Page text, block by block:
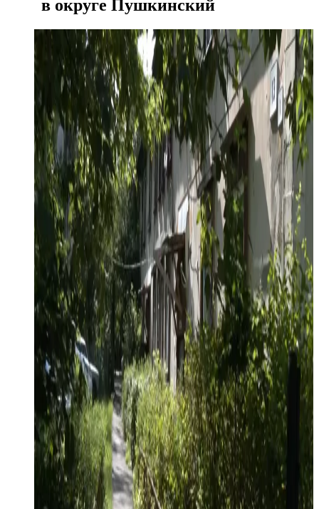
в округе Пушкинский